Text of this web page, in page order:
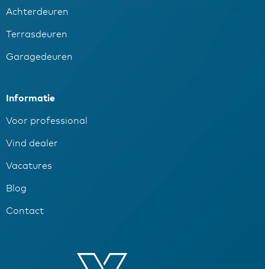
Achterdeuren
Terrasdeuren
Garagedeuren
Informatie
Voor professional
Vind dealer
Vacatures
Blog
Contact